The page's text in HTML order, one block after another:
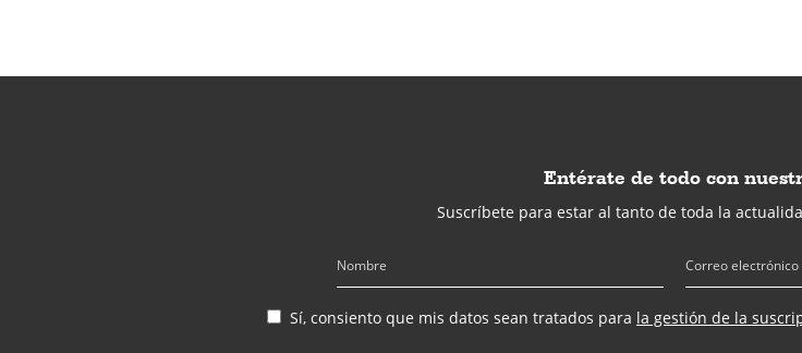
Entérate de todo con
Suscríbete para estar al tanto de toda la
Sí, consiento que mis datos sean tratados para la gestión de la